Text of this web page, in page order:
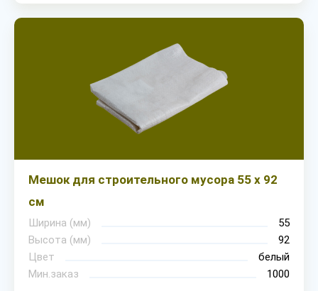
Мешок для строительного мусора 55 х 92
см
Ширина (мм)
55
Высота (мм)
92
Цвет
белый
Мин.заказ
1000